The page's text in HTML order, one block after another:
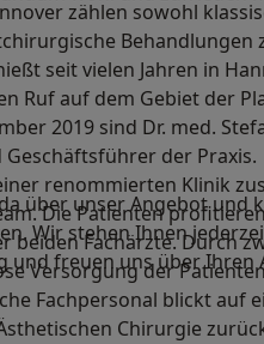
zählen sowohl
Behandlungen
seit vielen Jahren in
Ruf auf dem Gebiet der
2019 sind Dr. med.
der
renommierten Klinik
Die Patienten
beiden Fachärzte. Durch
Versorgung der
Fachpersonal blickt auf
Chirurgie
über unser Angebot und
Wir stehen Ihnen
und freuen uns über Ihren